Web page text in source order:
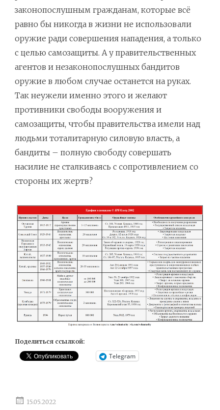
законопослушным гражданам, которые всё
равно бы никогда в жизни не использовали
оружие ради совершения нападения, а только
с целью самозащиты. А у правительственных
агентов и незаконопослушных бандитов
оружие в любом случае останется на руках.
Так неужели именно этого и желают
противники свободы вооружения и
самозащиты, чтобы правительства имели над
людьми тоталитарную силовую власть, а
бандиты – полную свободу совершать
насилие не сталкиваясь с сопротивлением со
стороны их жертв?
Поделиться ссылкой:
Telegram
15.05.2022